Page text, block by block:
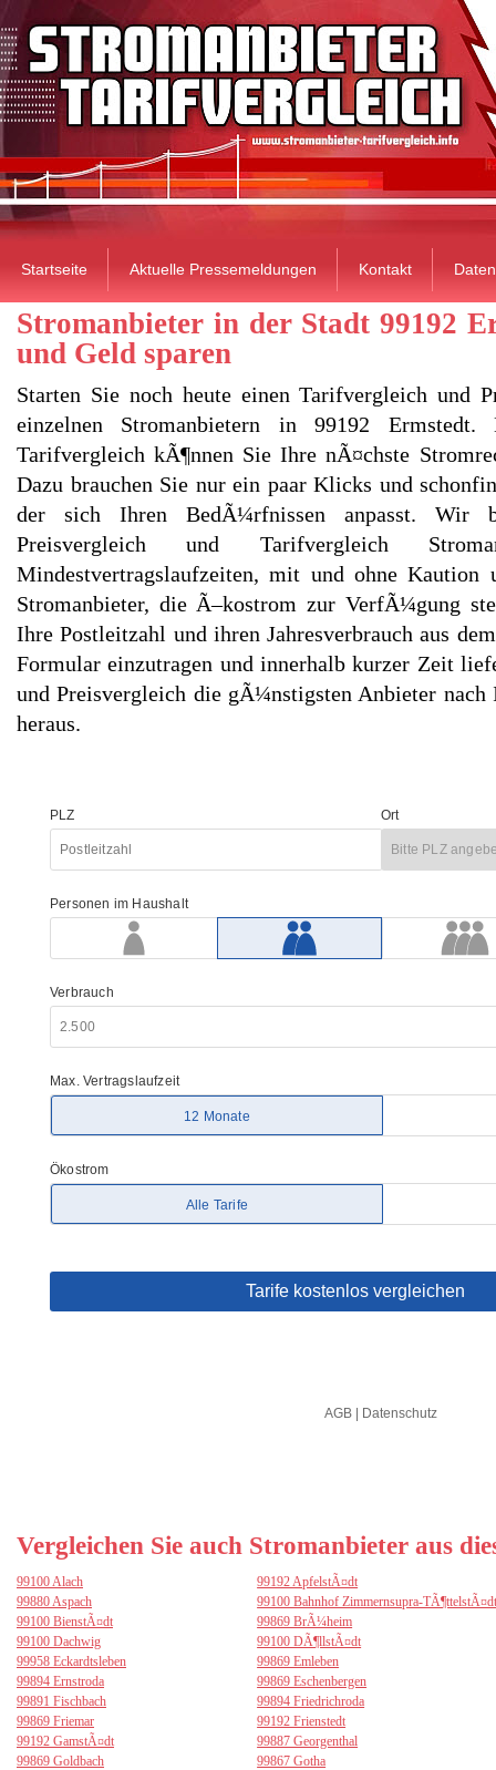
Startseite Aktuelle Pressemeldungen Kontakt
Stromanbieter in der Stadt 99192
und Geld sparen
Starten Sie noch heute einen Tarifvergleich und
einzelnen Stromanbietern in 99192
Tarifvergleich kÃ¶nnen Sie Ihre nÃ¤chste
Dazu brauchen Sie nur ein paar Klicks und
der sich Ihren BedÃ¼rfnissen anpasst. Wir
Preisvergleich und Tarifvergleich
Mindestvertragslaufzeiten, mit und ohne
Stromanbieter, die Ã–kostrom zur VerfÃ¼gung
Ihre Postleitzahl und ihren Jahresverbrauch aus
Formular einzutragen und innerhalb kurzer Zeit
und Preisvergleich die gÃ¼nstigsten Anbieter
heraus.
Vergleichen Sie auch Stromanbieter aus
99100 Alach
99192 ApfelstÃ¤dt
99880 Aspach
99100 Bahnhof Zimmernsupra-
99100 BienstÃ¤dt
99869 BrÃ¼heim
99100 Dachwig
99100 DÃ¶llstÃ¤dt
99958 Eckardtsleben
99869 Emleben
99894 Ernstroda
99869 Eschenbergen
99891 Fischbach
99894 Friedrichroda
99869 Friemar
99192 Frienstedt
99192 GamstÃ¤dt
99887 Georgenthal
99869 Goldbach
99867 Gotha